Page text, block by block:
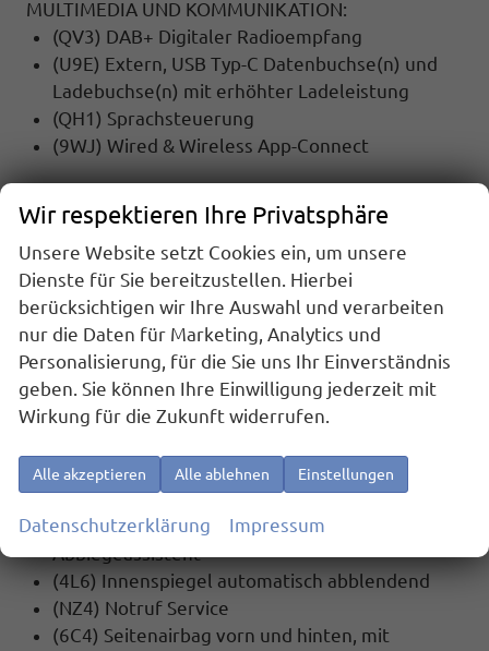
MULTIMEDIA UND KOMMUNIKATION:
(QV3) DAB+ Digitaler Radioempfang
(U9E) Extern, USB Typ-C Datenbuchse(n) und
Ladebuchse(n) mit erhöhter Ladeleistung
(QH1) Sprachsteuerung
(9WJ) Wired & Wireless App-Connect
(4UF) Airbag FS und BFS, ohne Knieairbag, mit
BFS-Deaktivierung
(EM2) Ablenkungs- und Müdigkeitserkennung
(79H) Auspark- und Spurwechselassistent und
Ausstiegswarner
(7AL) Diebstahlalarmanlage, Innenraumüber-
wachung,Back-up-Horn und Abschleppschutz
(8J5) Front Assist mit Warnen und Bremsen auf
PR
(UH2) Feststellbremse
(4G3) Mit Ausweichunterstützung mit
Abbiegeassistent
(4L6) Innenspiegel automatisch abblendend
(NZ4) Notruf Service
(6C4) Seitenairbag vorn und hinten, mit
Wir respektieren Ihre Privatsphäre
Unsere Website setzt Cookies ein, um unsere
Dienste für Sie bereitzustellen. Hierbei
berücksichtigen wir Ihre Auswahl und verarbeiten
nur die Daten für Marketing, Analytics und
Personalisierung, für die Sie uns Ihr Einverständnis
geben. Sie können Ihre Einwilligung jederzeit mit
Wirkung für die Zukunft widerrufen.
Alle akzeptieren Alle ablehnen Einstellungen
Datenschutzerklärung Impressum